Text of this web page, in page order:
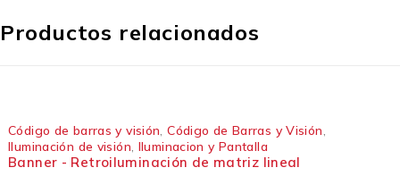
Productos relacionados
Código de barras y visión ,Código de Barras y Visión
Iluminación de visión Iluminacion y Pantalla
Banner - Retroiluminación de matriz lineal